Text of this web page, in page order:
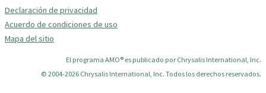
Declaración de privacidad
Acuerdo de condiciones de uso
Mapa del sitio
El programa AMO® es publicado por Chrysalis International, Inc.
© 2004-2026 Chrysalis International, Inc. Todos los derechos reservados.